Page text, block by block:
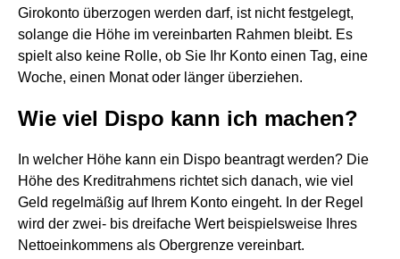
Girokonto überzogen werden darf, ist nicht festgelegt,
solange die Höhe im vereinbarten Rahmen bleibt. Es
spielt also keine Rolle, ob Sie Ihr Konto einen Tag, eine
Woche, einen Monat oder länger überziehen.
Wie viel Dispo kann ich machen?
In welcher Höhe kann ein Dispo beantragt werden? Die
Höhe des Kreditrahmens richtet sich danach, wie viel
Geld regelmäßig auf Ihrem Konto eingeht. In der Regel
wird der zwei- bis dreifache Wert beispielsweise Ihres
Nettoeinkommens als Obergrenze vereinbart.